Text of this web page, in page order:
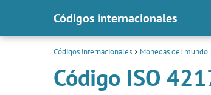
Códigos internacionales
Códigos internacionales Monedas del mundo
Código ISO